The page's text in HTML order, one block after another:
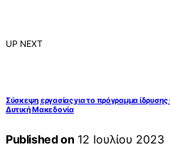
UP NEXT
Σύσκεψη εργασίας για το πρόγραμμα
Δυτική Μακεδονία
Published on 12 Ιουλίου 2023